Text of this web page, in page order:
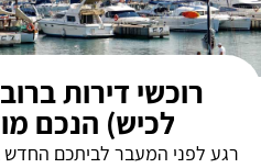
רוכשי דירות
לכיש) הנכם
רגע לפני המעבר לביתכם